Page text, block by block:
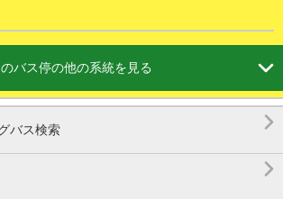
のバス停の他の系統を見る 
バス検索 
